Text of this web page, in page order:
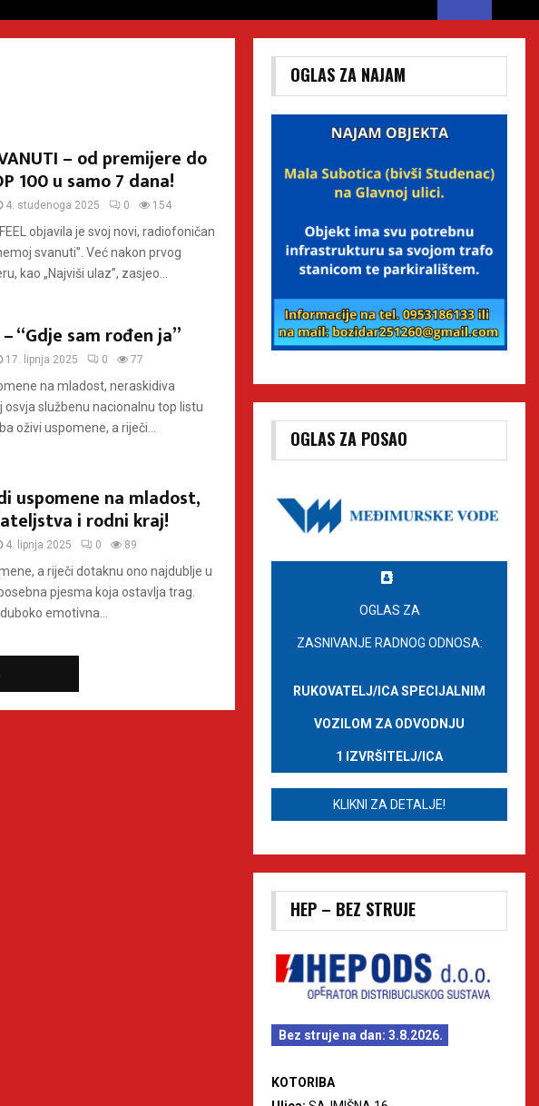
– od premijere do
100 u samo 7 dana!
4. studenoga 2025 0 154
objavila je svoj novi, radiofoničan
svanuti”. Već nakon prvog
kao „Najviši ulaz”, zasjeo...
– “Gdje sam rođen ja”
17. lipnja 2025 0 77
na mladost, neraskidiva
osvja službenu nacionalnu top listu
oživi uspomene, a riječi...
uspomene na mladost,
i rodni kraj!
4. lipnja 2025 0 89
a riječi dotaknu ono najdublje u
pjesma koja ostavlja trag.
emotivna...
OGLAS ZA NAJAM
OGLAS ZA POSAO
OGLAS ZA
ZASNIVANJE RADNOG ODNOSA:
RUKOVATELJ/ICA SPECIJALNIM
VOZILOM ZA ODVODNJU
1 IZVRŠITELJ/ICA
KLIKNI ZA DETALJE!
HEP – BEZ STRUJE
Bez struje na dan: 3.8.2026.
KOTORIBA